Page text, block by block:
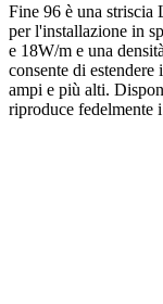
Fine 96 è una
per l'installazione in
e 18W/m e una
consente di
ampi e più alti.
riproduce fedelmente